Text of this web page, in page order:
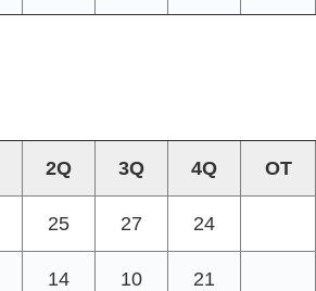
2Q 3Q 4Q OT
25 27 24
14 10 21